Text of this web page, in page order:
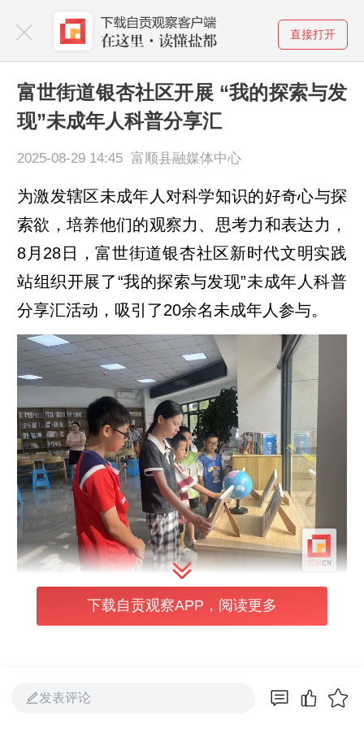
直接打开
富世街道银杏社区开展 “我的探索与发
现”未成年人科普分享汇
2025-08-29 14:45 富顺县融媒体中心
为激发辖区未成年人对科学知识的好奇心与探
索欲，培养他们的观察力、思考力和表达力，
8月28日，富世街道银杏社区新时代文明实践
站组织开展了“我的探索与发现”未成年人科普
分享汇活动，吸引了20余名未成年人参与。
活动当日，现场气氛热烈而有序。孩子们化身
落落大方，语言充满童真却又逻辑清晰。台下
下载自贡观察APP，阅读更多
发表评论